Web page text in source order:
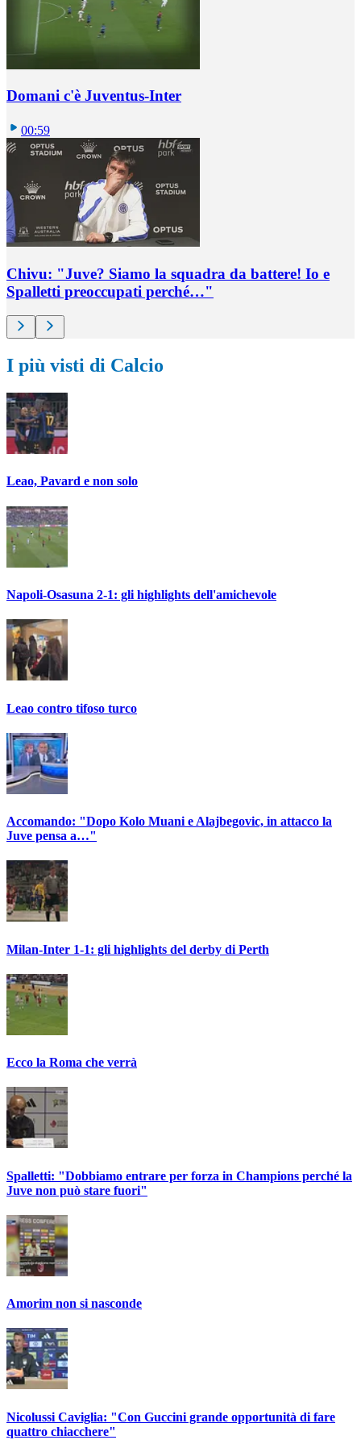
Domani c'è Juventus-Inter
00:59
Chivu: "Juve? Siamo la squadra da battere! Io e
Spalletti preoccupati perché…"
I più visti di Calcio
Leao, Pavard e non solo
Napoli-Osasuna 2-1: gli highlights dell'amichevole
Leao contro tifoso turco
Accomando: "Dopo Kolo Muani e Alajbegovic, in attacco la
Juve pensa a…"
Milan-Inter 1-1: gli highlights del derby di Perth
Ecco la Roma che verrà
Spalletti: "Dobbiamo entrare per forza in Champions perché la
Juve non può stare fuori"
Amorim non si nasconde
Nicolussi Caviglia: "Con Guccini grande opportunità di fare
quattro chiacchere"